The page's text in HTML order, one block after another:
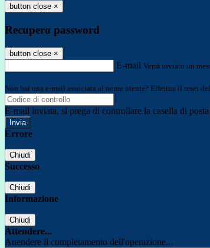
button close ×
Recupero password
button close ×
E-mail Verrà inviato un
Non hai una e-mail associata al nome utente? Effettua il reset
E-mail inviata, si prega di controllare la casella di
Errore
Chiudi
Successo
Chiudi
Informazione
Chiudi
Attendere...
Attendere il completamento dell'operazione...